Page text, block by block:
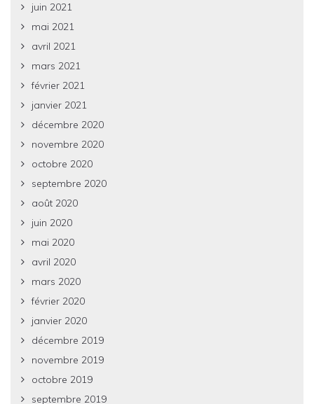
juin 2021
mai 2021
avril 2021
mars 2021
février 2021
janvier 2021
décembre 2020
novembre 2020
octobre 2020
septembre 2020
août 2020
juin 2020
mai 2020
avril 2020
mars 2020
février 2020
janvier 2020
décembre 2019
novembre 2019
octobre 2019
septembre 2019